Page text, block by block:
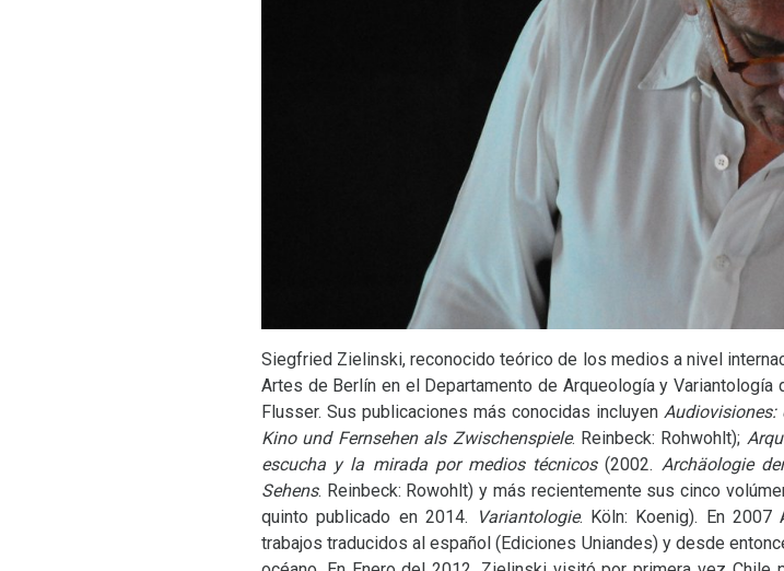
Siegfried Zielinski, reconocido teórico de los medios a nivel
Artes de Berlín en el Departamento de Arqueología y
Flusser. Sus publicaciones más conocidas incluyen Audiovisiones:
Kino und Fernsehen als Zwischenspiele. Reinbeck: Rohwohlt);
escucha y la mirada por medios técnicos(2002. Archäologie
Sehens. Reinbeck: Rowohlt) y más recientemente sus cinco
quinto publicado en 2014.
Variantologie. Köln: Koenig). En 2007
trabajos traducidos al español (Ediciones Uniandes) y desde